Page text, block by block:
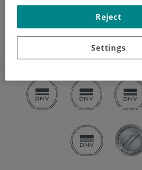
imágenes por ordenador,
permite el estudio detallado
de las clavículas.
Settings
Reject